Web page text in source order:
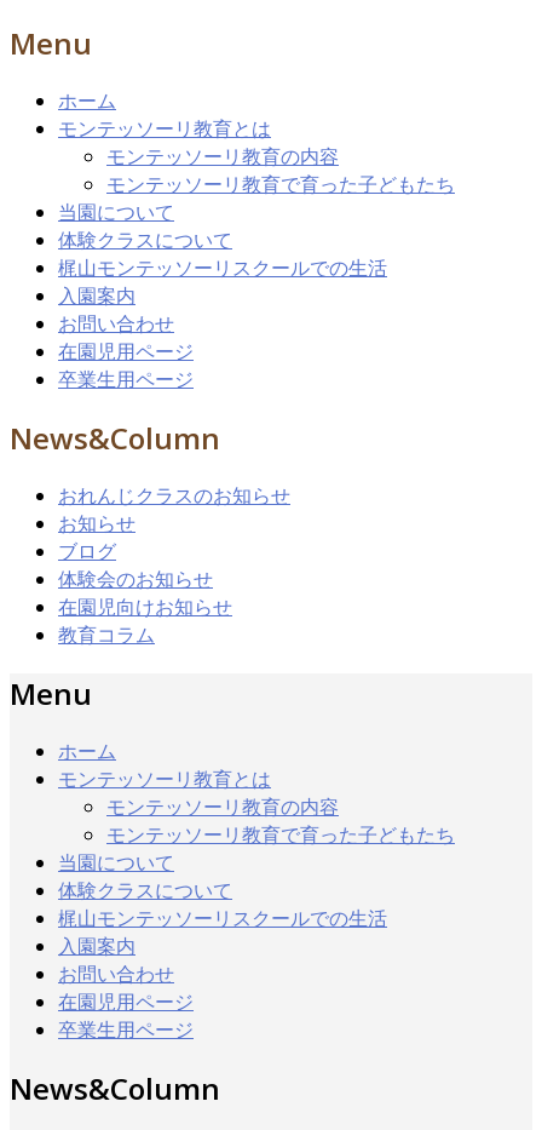
Menu
ホーム
モンテッソーリ教育とは
モンテッソーリ教育の内容
モンテッソーリ教育で育った子どもたち
当園について
体験クラスについて
梶山モンテッソーリスクールでの生活
入園案内
お問い合わせ
在園児用ページ
卒業生用ページ
News&Column
おれんじクラスのお知らせ
お知らせ
ブログ
体験会のお知らせ
在園児向けお知らせ
教育コラム
Menu
ホーム
モンテッソーリ教育とは
モンテッソーリ教育の内容
モンテッソーリ教育で育った子どもたち
当園について
体験クラスについて
梶山モンテッソーリスクールでの生活
入園案内
お問い合わせ
在園児用ページ
卒業生用ページ
News&Column